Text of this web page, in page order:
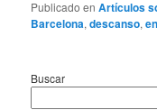
Publicado en Artículos
Barcelona,descanso,
Buscar